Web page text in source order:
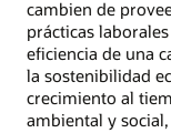
cambien de
prácticas
eficiencia de una
la sostenibilidad
crecimiento al
ambiental y